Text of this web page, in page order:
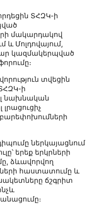
ՏՀԶԿ-ի
մակարդակով
և Մոլդովայում,
կազմակերպված
տվեցին
ի
նախնական
ներկայացնում
երեք երկրների
ձևավորվող
հաստատումը և
ճշգրիտ